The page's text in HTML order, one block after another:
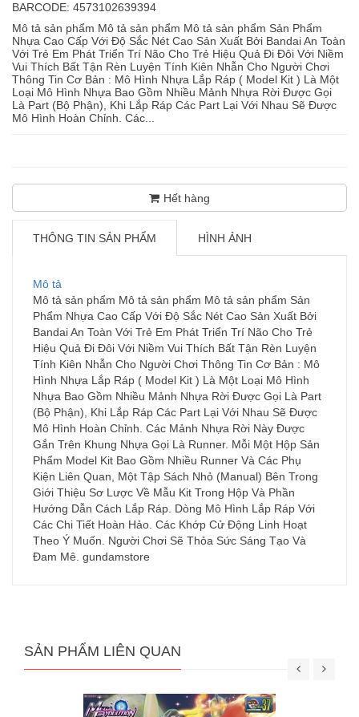
BARCODE: 4573102639394
Mô tả sản phẩm Mô tả sản phẩm Mô tả sản phẩm Sản Phẩm
Nhựa Cao Cấp Với Độ Sắc Nét Cao Sản Xuất Bởi Bandai An Toàn
Với Trẻ Em Phát Triển Trí Não Cho Trẻ Hiệu Quả Đi Đôi Với Niềm
Vui Thích Bất Tận Rèn Luyện Tính Kiên Nhẫn Cho Người Chơi
Thông Tin Cơ Bản : Mô Hình Nhựa Lắp Ráp ( Model Kit ) Là Một
Loại Mô Hình Nhựa Bao Gồm Nhiều Mảnh Nhựa Rời Được Gọi
Là Part (Bộ Phận), Khi Lắp Ráp Các Part Lại Với Nhau Sẽ Được
Mô Hình Hoàn Chỉnh. Các...
Hết hàng
THÔNG TIN SẢN PHẨM HÌNH ẢNH
Mô tả
Mô tả sản phẩm Mô tả sản phẩm Mô tả sản phẩm Sản
Phẩm Nhựa Cao Cấp Với Độ Sắc Nét Cao Sản Xuất Bởi
Bandai An Toàn Với Trẻ Em Phát Triển Trí Não Cho Trẻ
Hiệu Quả Đi Đôi Với Niềm Vui Thích Bất Tận Rèn Luyện
Tính Kiên Nhẫn Cho Người Chơi Thông Tin Cơ Bản : Mô
Hình Nhựa Lắp Ráp ( Model Kit ) Là Một Loại Mô Hình
Nhựa Bao Gồm Nhiều Mảnh Nhựa Rời Được Gọi Là Part
(Bộ Phận), Khi Lắp Ráp Các Part Lại Với Nhau Sẽ Được
Mô Hình Hoàn Chỉnh. Các Mảnh Nhựa Rời Này Được
Gắn Trên Khung Nhựa Gọi Là Runner. Mỗi Một Hộp Sản
Phẩm Model Kit Bao Gồm Nhiều Runner Và Các Phụ
Kiện Liên Quan, Một Tập Sách Nhỏ (Manual) Bên Trong
Giới Thiệu Sơ Lược Về Mẫu Kit Trong Hộp Và Phần
Hướng Dẫn Cách Lắp Ráp. Dòng Mô Hình Lắp Ráp Với
Các Chi Tiết Hoàn Hảo. Các Khớp Cử Động Linh Hoạt
Theo Ý Muốn. Người Chơi Sẽ Thỏa Sức Sáng Tạo Và
Đam Mê. gundamstore
SẢN PHẨM LIÊN QUAN